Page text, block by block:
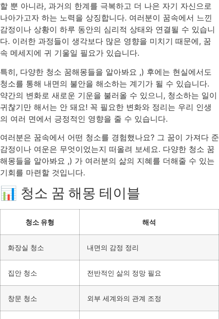
할 뿐 아니라, 과거의 한계를 극복하고 더 나은 자기 자신으로
나아가고자 하는 노력을 상징합니다. 여러분이 꿈속에서 느낀
감정이나 상황이 하루 동안의 심리적 상태와 연결될 수 있습니
다. 이러한 과정들이 생각보다 많은 영향을 미치기 때문에, 꿈
속 메세지에 귀 기울일 필요가 있습니다.
특히, 다양한 청소 꿈해몽들을 알아봐요 ,) 후에는 현실에서도
청소를 통해 내면의 불안을 해소하는 계기가 될 수 있습니다.
약간의 변화로 새로운 기운을 불러올 수 있으니, 청소하는 일이
귀찮기만 해서는 안 돼요! 꼭 필요한 변화와 정리는 우리 인생
의 여러 면에서 긍정적인 영향을 줄 수 있습니다.
여러분은 꿈속에서 어떤 청소를 경험했나요? 그 꿈이 가져다 준
감정이나 여운은 무엇이었는지 떠올려 보세요. 다양한 청소 꿈
해몽들을 알아봐요 ,) 가 여러분의 삶의 지혜를 더해줄 수 있는
기회를 마련할 것입니다.
📊 청소 꿈 해몽 테이블
청소 유형 해석
화장실 청소 내면의 감정 정리
집안 청소 전반적인 삶의 정망 필요
창문 청소 외부 세계와의 관계 조정